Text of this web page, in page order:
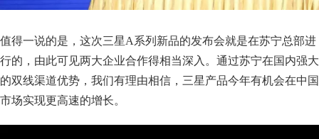
值得一说的是，这次三星A系列新品的发布会就是在苏宁总部进
行的，由此可见两大企业合作得相当深入。通过苏宁在国内强大
的双线渠道优势，我们有理由相信，三星产品今年有机会在中国
市场实现更高速的增长。